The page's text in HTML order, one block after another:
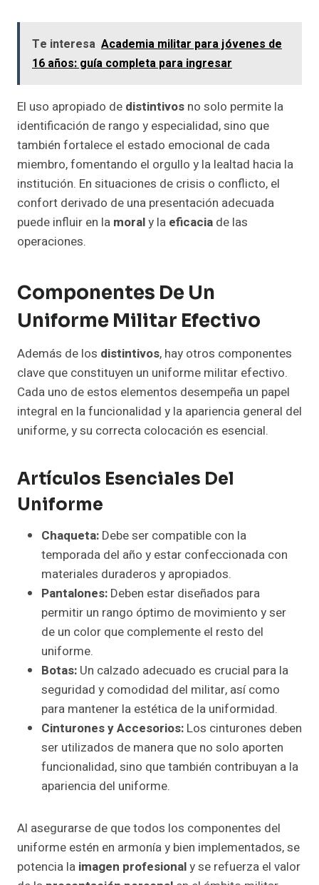
Te interesa Academia militar para jóvenes de
16 años: guía completa para ingresar
El uso apropiado de distintivos no solo permite la
identificación de rango y especialidad, sino que
también fortalece el estado emocional de cada
miembro, fomentando el orgullo y la lealtad hacia la
institución. En situaciones de crisis o conflicto, el
confort derivado de una presentación adecuada
puede influir en la moraly la eficacia de las
operaciones.
Componentes De Un
Uniforme Militar Efectivo
Además de los distintivos, hay otros componentes
clave que constituyen un uniforme militar efectivo.
Cada uno de estos elementos desempeña un papel
integral en la funcionalidad y la apariencia general del
uniforme, y su correcta colocación es esencial.
Artículos Esenciales Del
Uniforme
Chaqueta: Debe ser compatible con la
temporada del año y estar confeccionada con
materiales duraderos y apropiados.
Pantalones: Deben estar diseñados para
permitir un rango óptimo de movimiento y ser
de un color que complemente el resto del
uniforme.
Botas: Un calzado adecuado es crucial para la
seguridad y comodidad del militar, así como
para mantener la estética de la uniformidad.
Cinturones y Accesorios: Los cinturones deben
ser utilizados de manera que no solo aporten
funcionalidad, sino que también contribuyan a la
apariencia del uniforme.
Al asegurarse de que todos los componentes del
uniforme estén en armonía y bien implementados, se
potencia la imagen profesionaly se refuerza el valor